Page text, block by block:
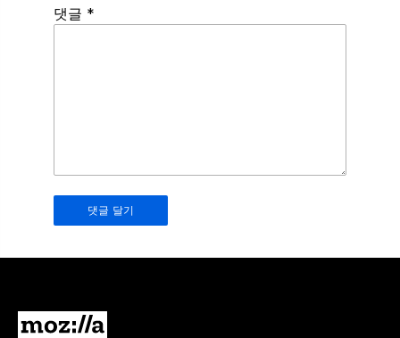
Spamming
should
leave
댓글 *